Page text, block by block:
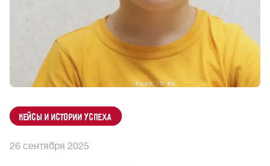
Кейсы и истории успеха
26 сентября 2025